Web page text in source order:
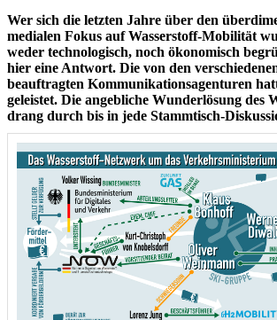
Wer sich die letzten Jahre über den
medialen Fokus auf Wasserstoff-Mobilität
weder technologisch, noch ökonomisch
hier eine Antwort. Die von den
beauftragten Kommunikationsagenturen
geleistet. Die angebliche Wunderlösung des
drang durch bis in jede Stammtisch-